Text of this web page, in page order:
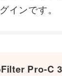
インです。
Pro-C 3